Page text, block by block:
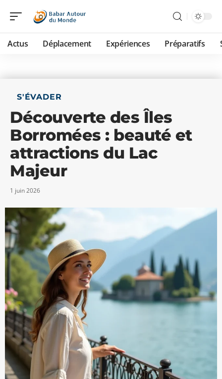
Actus Déplacement Expériences Préparatifs
S'ÉVADER
Découverte des Îles
Borromées : beauté et
attractions du Lac
Majeur
1 juin 2026